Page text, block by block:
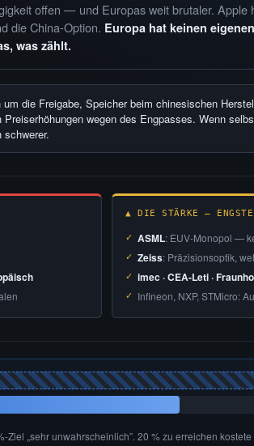
offen — und Europas weit brutaler. Apple
die China-Option. Europa hat keinen
was zählt.
um die Freigabe, Speicher beim chinesischen
wegen des Engpasses. Wenn
▲ DIE STÄRKE —
ASML: EUV-Monopol —
Zeiss: Präzisionsoptik,
imec · CEA-Leti ·
Infineon, NXP, STMicro:
Ziel „sehr unwahrscheinlich”. 20 % zu erreichen